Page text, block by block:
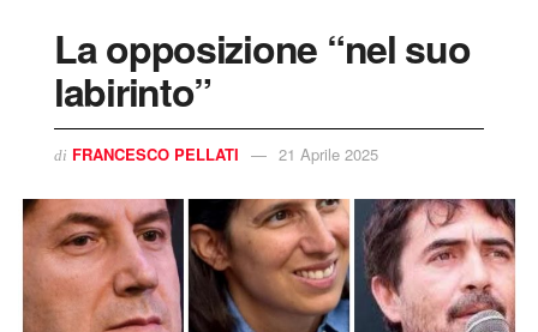
La opposizione “nel suo
labirinto”
di FRANCESCO PELLATI 21 Aprile 2025